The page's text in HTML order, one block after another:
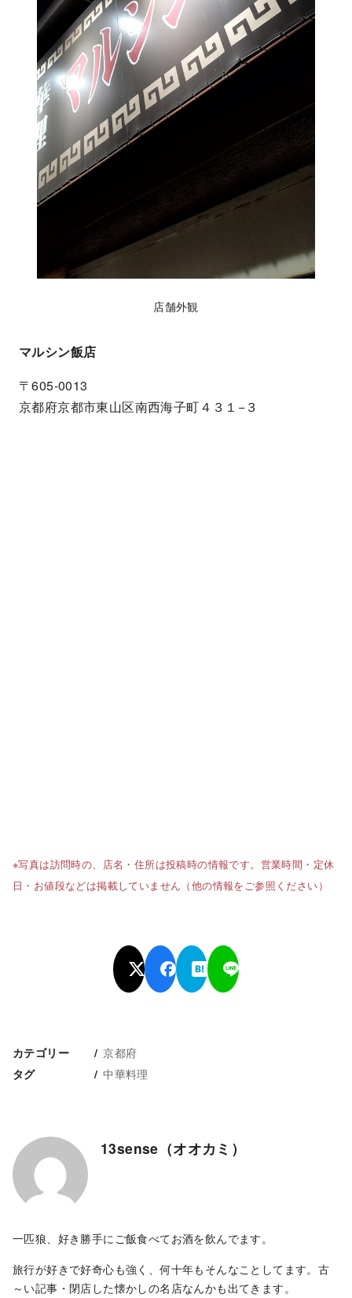
店舗外観
マルシン飯店
〒605-0013
京都府京都市東山区南西海子町４３１−３
※写真は訪問時の、店名・住所は投稿時の情報です。営業時間・定休
日・お値段などは掲載していません（他の情報をご参照ください）
カテゴリー 京都府
タグ 中華料理
13sense（オオカミ）
一匹狼、好き勝手にご飯食べてお酒を飲んでます。
旅行が好きで好奇心も強く、何十年もそんなことしてます。古
～い記事・閉店した懐かしの名店なんかも出てきます。